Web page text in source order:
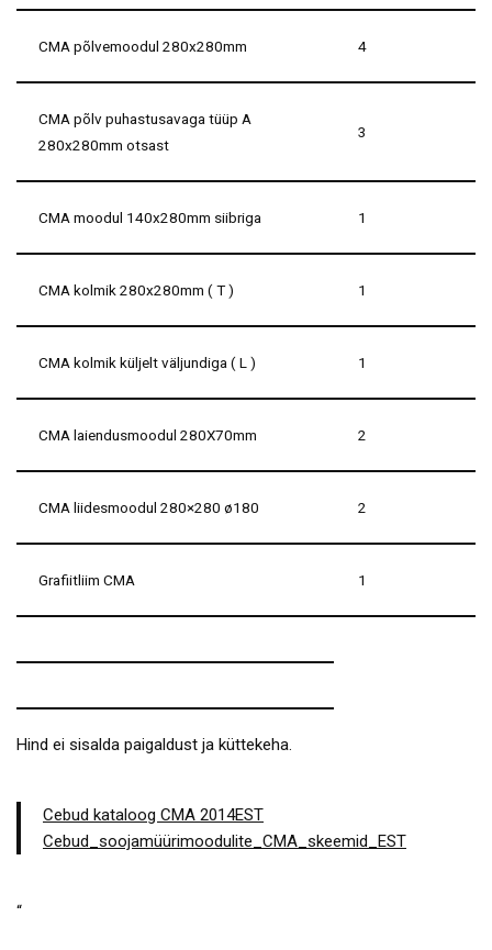
CMA põlvemoodul 280x280mm 4
CMA põlv puhastusavaga tüüp A
280x280mm otsast
3
CMA moodul 140x280mm siibriga 1
CMA kolmik 280x280mm ( T ) 1
CMA kolmik küljelt väljundiga ( L ) 1
CMA laiendusmoodul 280X70mm 2
CMA liidesmoodul 280×280 ø180 2
Grafiitliim CMA 1
Hind ei sisalda paigaldust ja küttekeha.
Cebud kataloog CMA 2014EST
Cebud_soojamüürimoodulite_CMA_skeemid_EST
“